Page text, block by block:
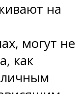
на
могут не
как